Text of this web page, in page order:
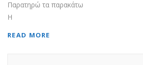
Παρατηρώ τα παρακάτω
Η
READ MORE